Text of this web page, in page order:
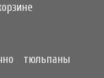
тюльпаны